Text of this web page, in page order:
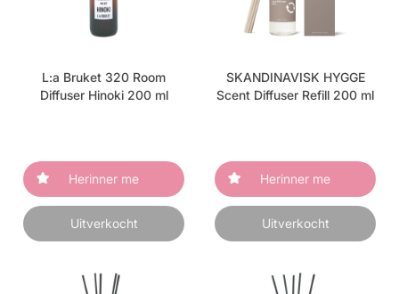
L:a Bruket 320 Room
Diffuser Hinoki 200 ml
Herinner me
Uitverkocht
SKANDINAVISK HYGGE
Scent Diffuser Refill 200 ml
Herinner me
Uitverkocht